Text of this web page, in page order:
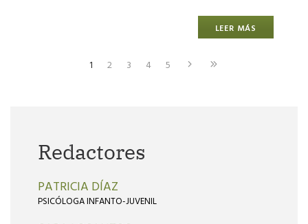
LEER MÁS
1 2 3 4 5
Redactores
PATRICIA DÍAZ
PSICÓLOGA INFANTO-JUVENIL